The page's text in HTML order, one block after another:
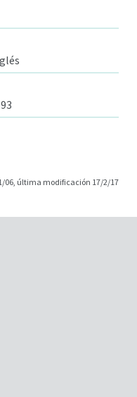
06, última modificación 17/2/17